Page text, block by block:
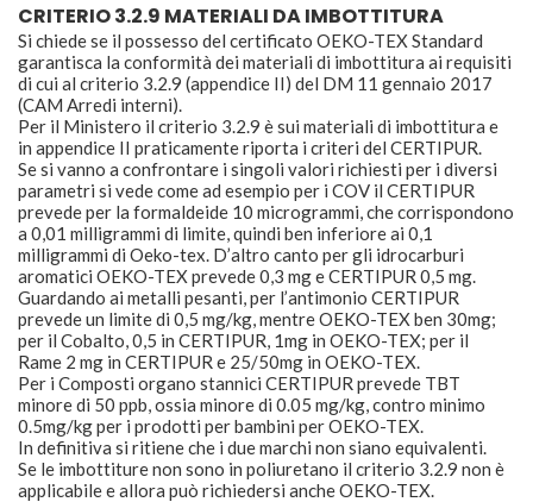
CRITERIO 3.2.9 MATERIALI DA IMBOTTITURA
Si chiede se il possesso del certificato OEKO-TEX Standard
garantisca la conformità dei materiali di imbottitura ai requisiti
di cui al criterio 3.2.9 (appendice II) del DM 11 gennaio 2017
(CAM Arredi interni).
Per il Ministero il criterio 3.2.9 è sui materiali di imbottitura e
in appendice II praticamente riporta i criteri del CERTIPUR.
Se si vanno a confrontare i singoli valori richiesti per i diversi
parametri si vede come ad esempio per i COV il CERTIPUR
prevede per la formaldeide 10 microgrammi, che corrispondono
a 0,01 milligrammi di limite, quindi ben inferiore ai 0,1
milligrammi di Oeko-tex. D’altro canto per gli idrocarburi
aromatici OEKO-TEX prevede 0,3 mg e CERTIPUR 0,5 mg.
Guardando ai metalli pesanti, per l’antimonio CERTIPUR
prevede un limite di 0,5 mg/kg, mentre OEKO-TEX ben 30mg;
per il Cobalto, 0,5 in CERTIPUR, 1mg in OEKO-TEX; per il
Rame 2 mg in CERTIPUR e 25/50mg in OEKO-TEX.
Per i Composti organo stannici CERTIPUR prevede TBT
minore di 50 ppb, ossia minore di 0.05 mg/kg, contro minimo
0.5mg/kg per i prodotti per bambini per OEKO-TEX.
In definitiva si ritiene che i due marchi non siano equivalenti.
Se le imbottiture non sono in poliuretano il criterio 3.2.9 non è
applicabile e allora può richiedersi anche OEKO-TEX.